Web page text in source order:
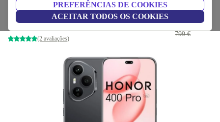
PREFERÊNCIAS DE COOKIES
ACEITAR TODOS OS COOKIES
Honor 400 Pro
12 GB | 512 GB | Dual-SIM | Midnight Black
(2 avaliações)
534,60 €
799 €